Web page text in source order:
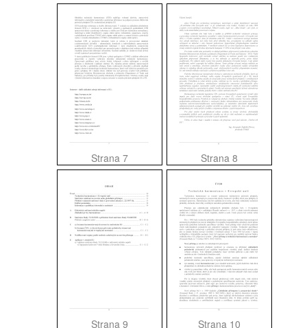
Strana 7 Strana 8
Strana 9 Strana 10